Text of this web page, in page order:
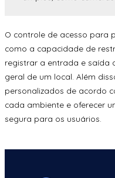
O controle de acesso para
como a capacidade de
registrar a entrada e saída
geral de um local. Além
personalizados de acordo
cada ambiente e oferecer
segura para os usuários.